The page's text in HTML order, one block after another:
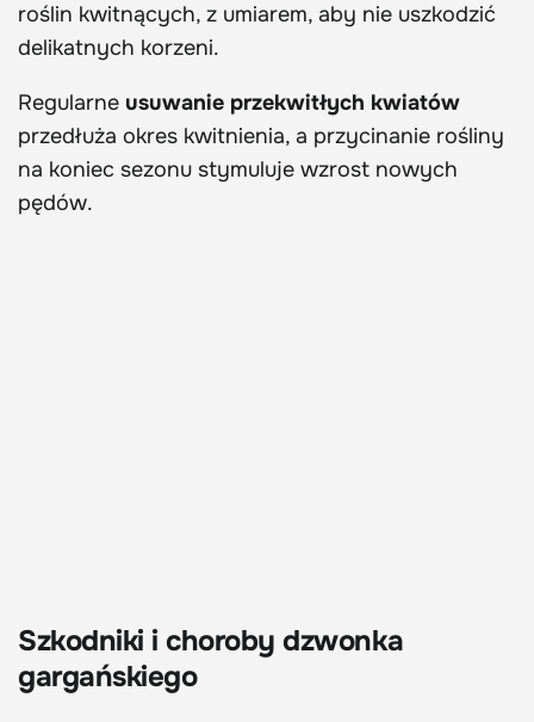
roślin kwitnących, z umiarem, aby nie uszkodzić
delikatnych korzeni.
Regularne usuwanie przekwitłych kwiatów
przedłuża okres kwitnienia, a przycinanie rośliny
na koniec sezonu stymuluje wzrost nowych
pędów.
Szkodniki i choroby dzwonka
gargańskiego